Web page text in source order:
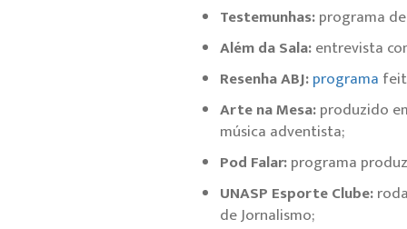
Testemunhas:programa
Além da Sala:entrevista
Resenha ABJ:programa
Arte na Mesa:produzido
música adventista;
Pod Falar:programa
UNASP Esporte Clube:
de Jornalismo;